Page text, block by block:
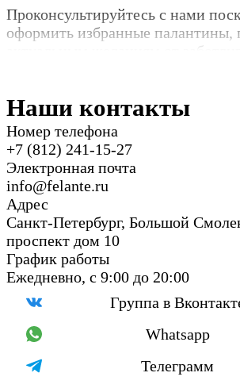
Проконсультируйтесь с нами
оформить избранные палантины,
Наши контакты
Номер телефона
+7 (812) 241-15-27
Электронная почта
info@felante.ru
Адрес
Санкт-Петербург, Большой
проспект дом 10
График работы
Ежедневно, с 9:00 до 20:00
Группа в
Whatsapp
Телеграмм